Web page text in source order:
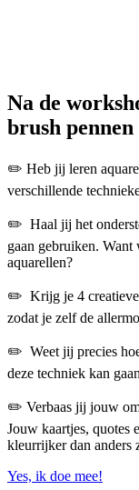
Na de
brush pennen
✏️ Heb jij leren
verschillende
✏️ Haal jij het
gaan gebruiken. Want
aquarellen?
✏️ Krijg je 4 creatieve
zodat je zelf de
✏️ Weet jij precies
deze techniek kan
✏️ Verbaas jij jouw
Jouw kaartjes, quotes
kleurrijker dan anders
Yes, ik doe mee!